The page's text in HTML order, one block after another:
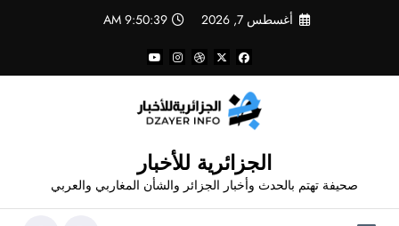
أغسطس 7, 2026 9:50:39 AM
الجزائرية للأخبار
صحيفة تهتم بالحدث وأخبار الجزائر والشأن المغاربي والعربي